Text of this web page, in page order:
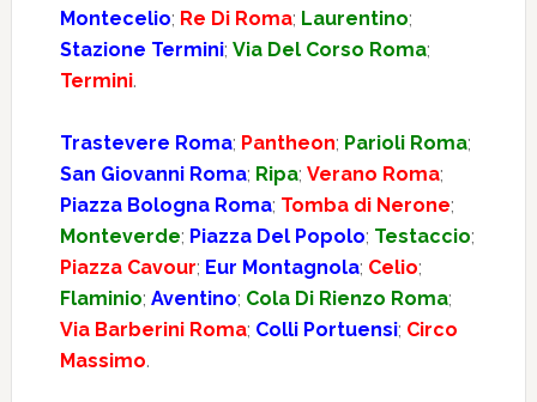
Montecelio; Re Di Roma; Laurentino;
Stazione Termini; Via Del Corso Roma;
Termini.
Trastevere Roma; Pantheon; Parioli Roma;
San Giovanni Roma; Ripa; Verano Roma;
Piazza Bologna Roma; Tomba di Nerone;
Monteverde; Piazza Del Popolo; Testaccio;
Piazza Cavour; Eur Montagnola; Celio;
Flaminio; Aventino; Cola Di Rienzo Roma;
Via Barberini Roma; Colli Portuensi; Circo
Massimo.